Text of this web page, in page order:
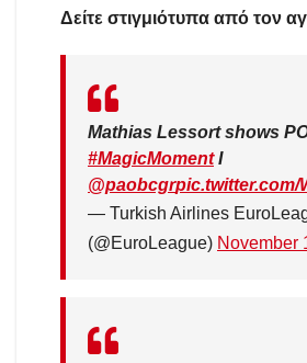
Δείτε στιγμιότυπα από τον
Mathias Lessort shows
#MagicMomentI
@paobcgrpic.twitter.com/
— Turkish Airlines
(@EuroLeague) November